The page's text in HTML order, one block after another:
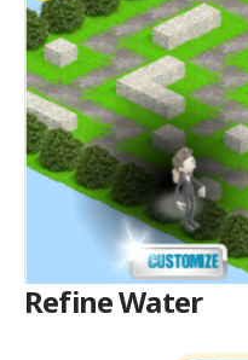
Refine Water